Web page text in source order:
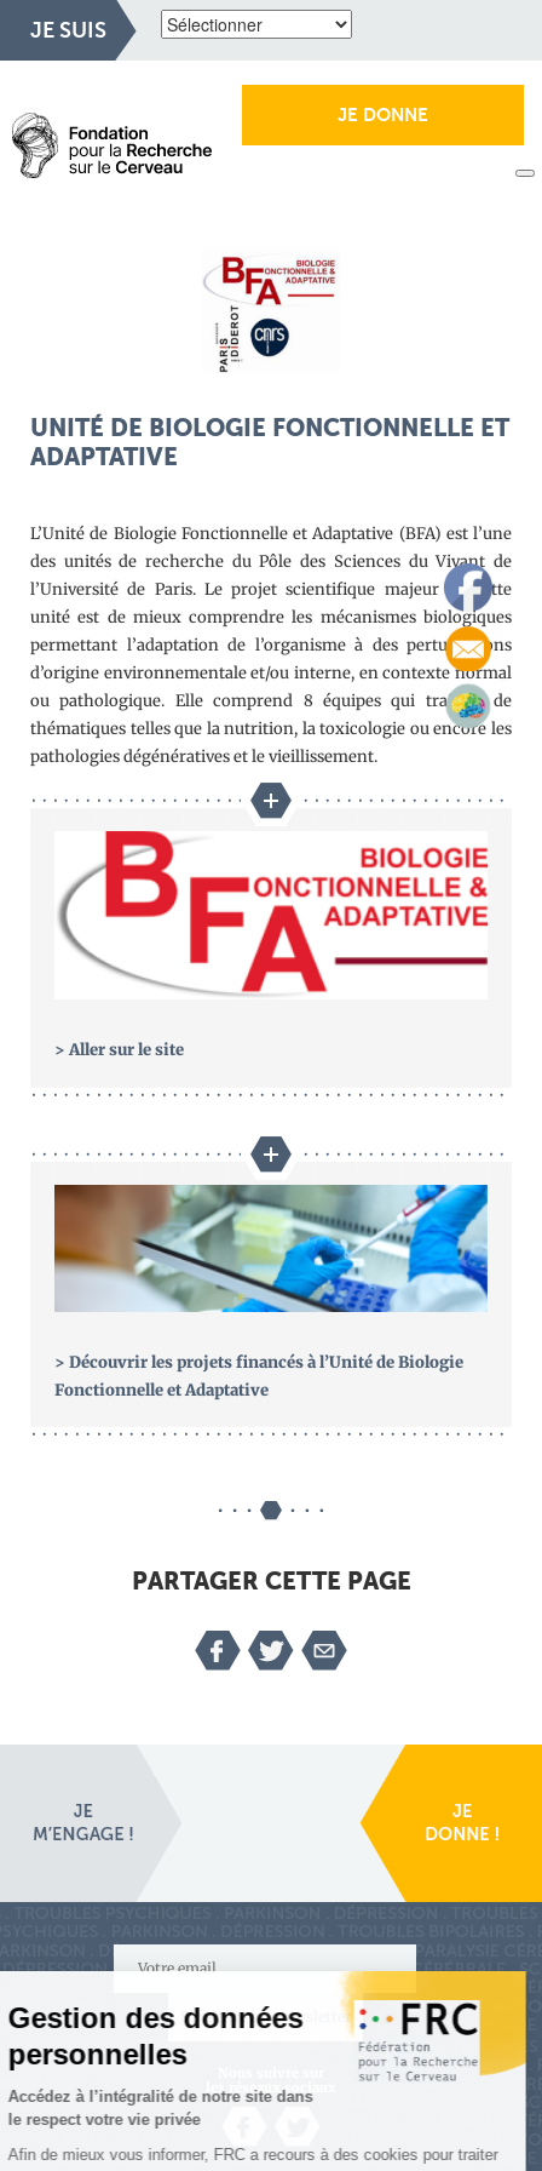
JE SUIS
JE DONNE
UNITÉ DE BIOLOGIE FONCTIONNELLE ET
ADAPTATIVE
L’Unité de Biologie Fonctionnelle et Adaptative (BFA) est l’une
des unités de recherche du Pôle des Sciences du Vivant de
l’Université de Paris. Le projet scientifique majeur de cette
unité est de mieux comprendre les mécanismes biologiques
permettant l’adaptation de l’organisme à des perturbations
d’origine environnementale et/ou interne, en contexte normal
ou pathologique. Elle comprend 8 équipes qui traitent de
thématiques telles que la nutrition, la toxicologie ou encore les
pathologies dégénératives et le vieillissement.
> Aller sur le site
> Découvrir les projets financés à l’Unité de Biologie
Fonctionnelle et Adaptative
PARTAGER CETTE PAGE
S'inscrire à la newsletter
les réseaux sociaux